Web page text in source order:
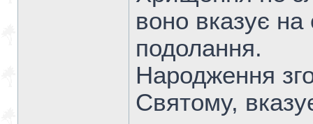
воно вказує
подолання.
Народження
Святому,